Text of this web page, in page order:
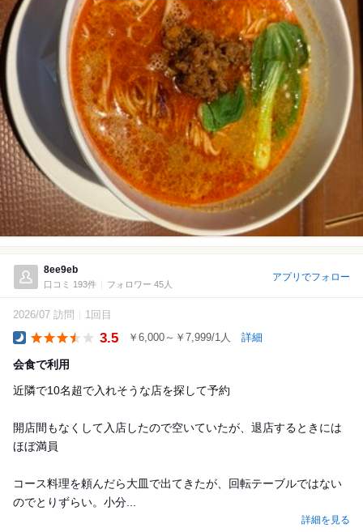
8ee9eb
口コミ 193件 フォロワー 45人
アプリでフォロー
2026/07 訪問 1回目
3.5 ￥6,000～￥7,999/1人 詳細
会食で利用
近隣で10名超で入れそうな店を探して予約
開店間もなくして入店したので空いていたが、退店するときには
ほぼ満員
コース料理を頼んだら大皿で出てきたが、回転テーブルではない
のでとりずらい。小分...
詳細を見る